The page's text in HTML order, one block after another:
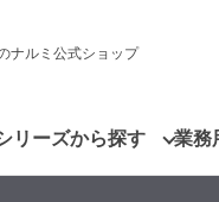
ナルミ公式ショップ
リーズから探す 業務